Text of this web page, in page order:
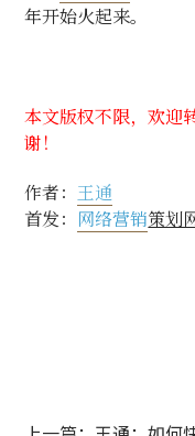
年开始火起来。
本文版权不限，欢迎
谢！
作者： 王通
首发： 网络营销策划